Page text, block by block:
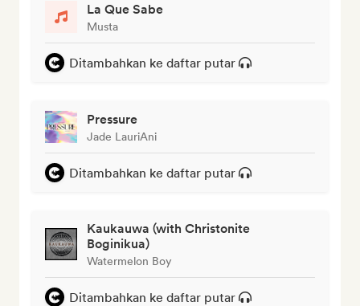
La Que Sabe
Musta
Ditambahkan ke daftar putar
Pressure
Jade LauriAni
Ditambahkan ke daftar putar
Kaukauwa (with Christonite
Boginikua)
Watermelon Boy
Ditambahkan ke daftar putar